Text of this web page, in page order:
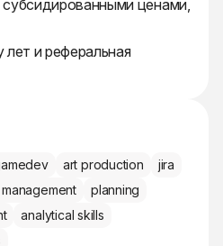
ценами,
лет и реферальная
art production
jira
planning
analytical skills